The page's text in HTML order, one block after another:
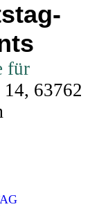
für
14, 63762